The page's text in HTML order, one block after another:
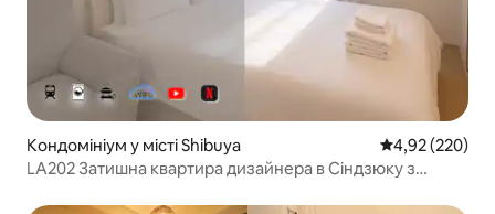
Кондомініум у місті Shibuya Середня
4,92 (220)
LA202 Затишна квартира дизайнера в Сіндзюку з